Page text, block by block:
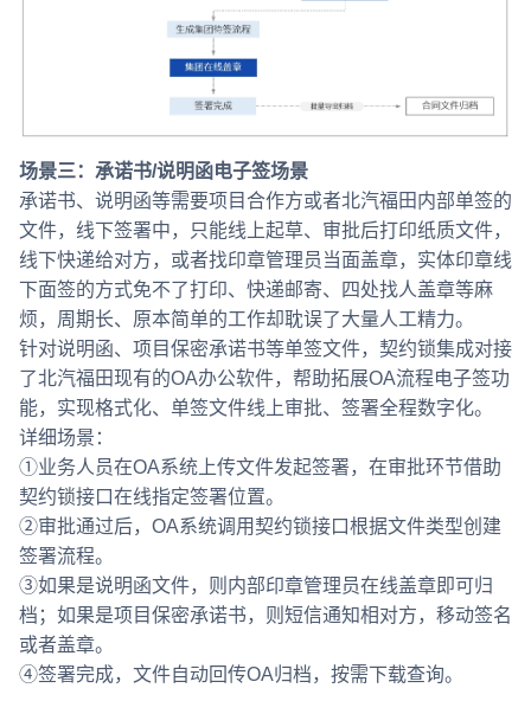
场景三：承诺书/说明函电子签场景
承诺书、说明函等需要项目合作方或者北汽福田内部单签的
文件，线下签署中，只能线上起草、审批后打印纸质文件，
线下快递给对方，或者找印章管理员当面盖章，实体印章线
下面签的方式免不了打印、快递邮寄、四处找人盖章等麻
烦，周期长、原本简单的工作却耽误了大量人工精力。
针对说明函、项目保密承诺书等单签文件，契约锁集成对接
了北汽福田现有的OA办公软件，帮助拓展OA流程电子签功
能，实现格式化、单签文件线上审批、签署全程数字化。
详细场景：
①业务人员在OA系统上传文件发起签署，在审批环节借助
契约锁接口在线指定签署位置。
②审批通过后，OA系统调用契约锁接口根据文件类型创建
签署流程。
③如果是说明函文件，则内部印章管理员在线盖章即可归
档；如果是项目保密承诺书，则短信通知相对方，移动签名
或者盖章。
④签署完成，文件自动回传OA归档，按需下载查询。